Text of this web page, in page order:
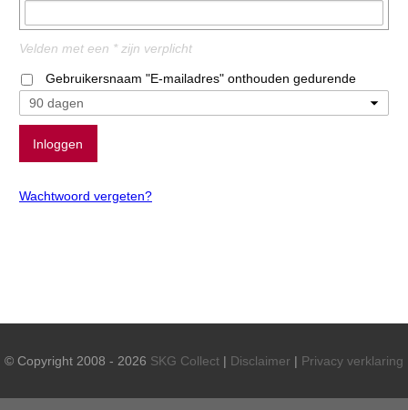
Velden met een * zijn verplicht
Gebruikersnaam "E-mailadres" onthouden gedurende
Wachtwoord vergeten?
© Copyright 2008 - 2026 SKG Collect | Disclaimer | Privacy verklaring